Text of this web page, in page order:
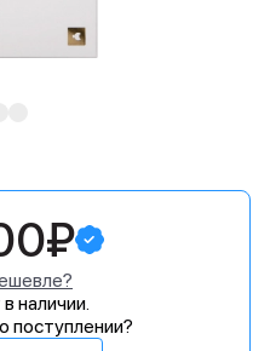
наличии.
поступлении?